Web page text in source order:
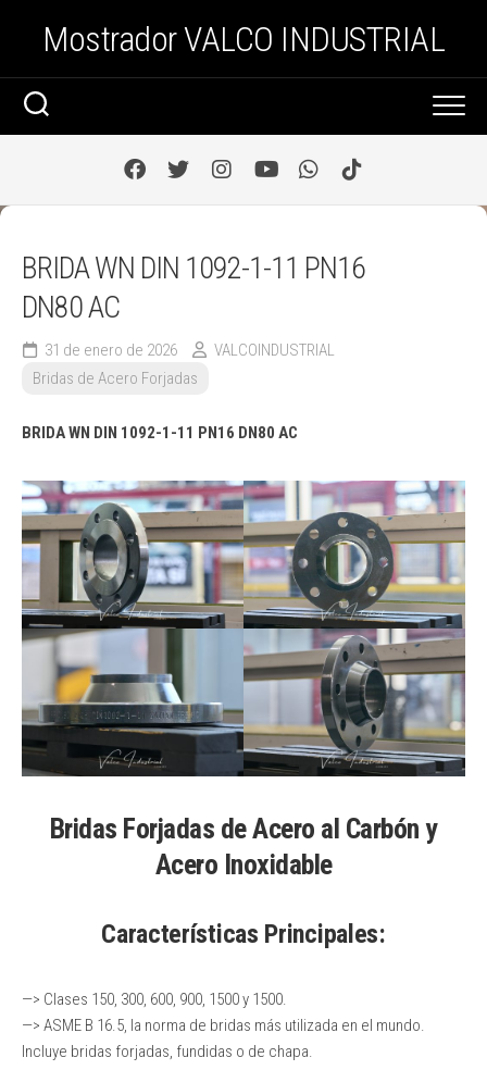
Mostrador VALCO INDUSTRIAL
BRIDA WN DIN 1092-1-11 PN16
DN80 AC
31 de enero de 2026
VALCOINDUSTRIAL
Bridas de Acero Forjadas
BRIDA WN DIN 1092-1-11 PN16 DN80 AC
Bridas Forjadas de Acero al Carbón y
Acero Inoxidable
Características Principales:
—> Clases 150, 300, 600, 900, 1500 y 1500.
—> ASME B 16.5, la norma de bridas más utilizada en el mundo.
lncluye bridas forjadas, fundidas o de chapa.